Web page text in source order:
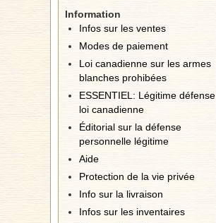
Information
Infos sur les ventes
Modes de paiement
Loi canadienne sur les armes
blanches prohibées
ESSENTIEL: Légitime défense
loi canadienne
Éditorial sur la défense
personnelle légitime
Aide
Protection de la vie privée
Info sur la livraison
Infos sur les inventaires